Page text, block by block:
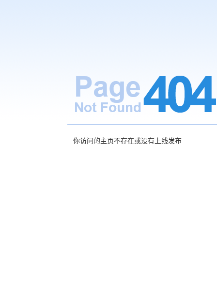
你访问的主页不存在或没有上线发布